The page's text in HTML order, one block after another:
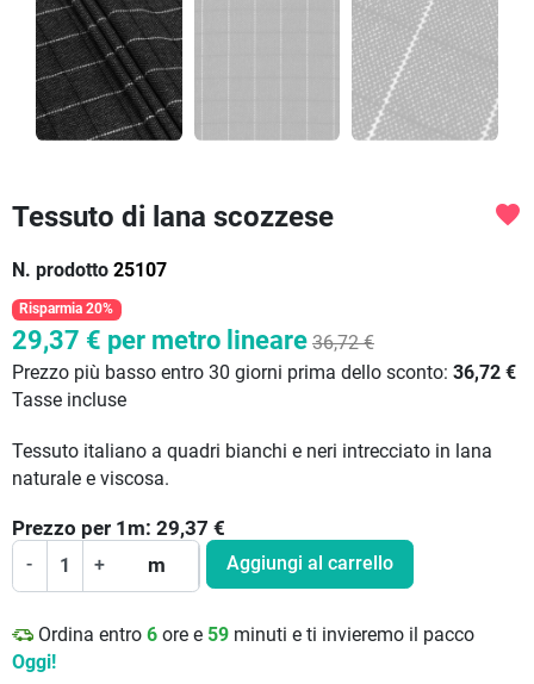
Tessuto di lana scozzese
N. prodotto 25107
favorite
Risparmia 20%
29,37 € per metro lineare 36,72 €
Prezzo più basso entro 30 giorni prima dello sconto: 36,72 €
Tasse incluse
Tessuto italiano a quadri bianchi e neri intrecciato in lana
naturale e viscosa.
Prezzo per 1 m: 29,37 €
- + m Aggiungi al carrello
Ordina entro 6 ore e 59 minuti e ti invieremo il pacco
Oggi!